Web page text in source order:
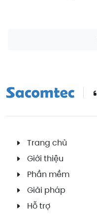
Trang chủ
Giới thiệu
Phần mềm
Giải pháp
Hỗ trợ